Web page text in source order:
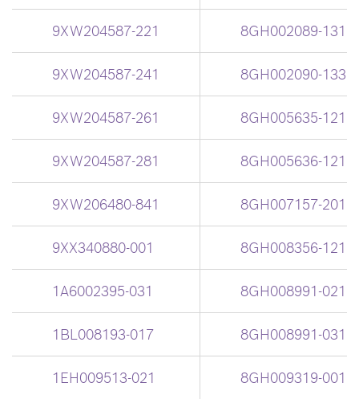
9XW204587-221 8GH002089-131
9XW204587-241 8GH002090-133
9XW204587-261 8GH005635-121
9XW204587-281 8GH005636-121
9XW206480-841 8GH007157-201
9XX340880-001 8GH008356-121
1A6002395-031 8GH008991-021
1BL008193-017 8GH008991-031
1EH009513-021 8GH009319-001